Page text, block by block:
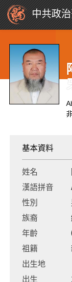
中共政
基本資料
姓名
漢語拼音
性別
族裔
年齡
祖籍
出生地
出生